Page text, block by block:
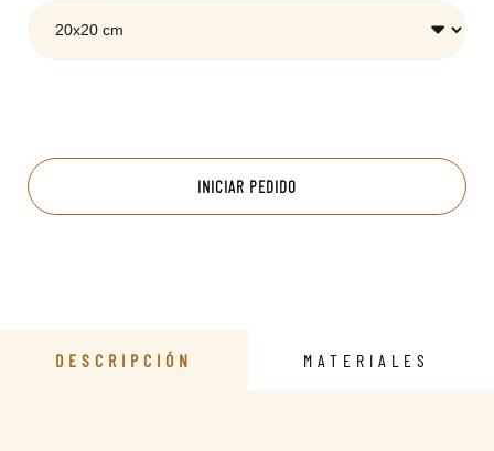
INICIAR PEDIDO
DESCRIPCIÓN MATERIALES